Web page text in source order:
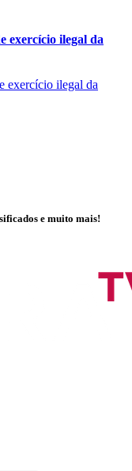
exercício ilegal da
e muito mais!